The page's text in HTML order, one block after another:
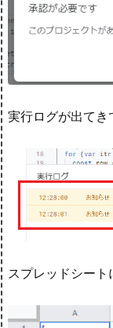
実行ログが出てき
スプレッドシート